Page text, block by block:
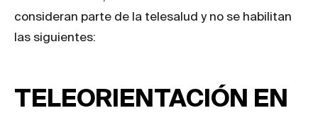
consideran parte de la telesalud y no se habilitan
las siguientes:
TELEORIENTACIÓN EN